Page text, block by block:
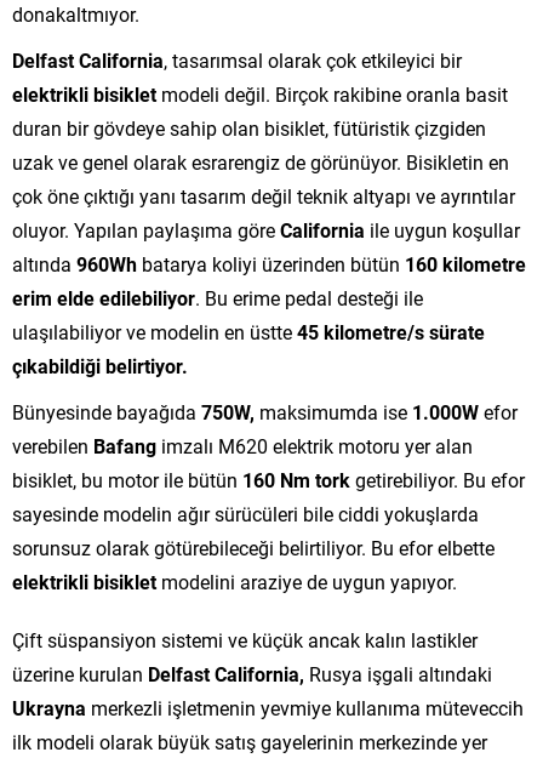
donakaltmıyor.
Delfast California, tasarımsal olarak çok etkileyici bir
elektrikli bisikletmodeli değil. Birçok rakibine oranla basit
duran bir gövdeye sahip olan bisiklet, fütüristik çizgiden
uzak ve genel olarak esrarengiz de görünüyor. Bisikletin en
çok öne çıktığı yanı tasarım değil teknik altyapı ve ayrıntılar
oluyor. Yapılan paylaşıma göreCalifornia ile uygun koşullar
altında 960Wh batarya koliyi üzerinden bütün 160 kilometre
erim elde edilebiliyor. Bu erime pedal desteği ile
ulaşılabiliyor ve modelin en üstte45 kilometre/s sürate
çıkabildiği belirtiyor.
Bünyesinde bayağıda 750W, maksimumda ise 1.000Wefor
verebilen Bafang imzalı M620 elektrik motoru yer alan
bisiklet, bu motor ile bütün 160 Nm torkgetirebiliyor. Bu efor
sayesinde modelin ağır sürücüleri bile ciddi yokuşlarda
sorunsuz olarak götürebileceği belirtiliyor. Bu efor elbette
elektrikli bisikletmodelini araziye de uygun yapıyor.
Çift süspansiyon sistemi ve küçük ancak kalın lastikler
üzerine kurulan Delfast California, Rusya işgali altındaki
Ukrayna merkezli işletmenin yevmiye kullanıma müteveccih
ilk modeli olarak büyük satış gayelerinin merkezinde yer